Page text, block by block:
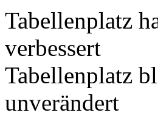
Tabellenplatz
verbessert
Tabellenplatz
unverändert